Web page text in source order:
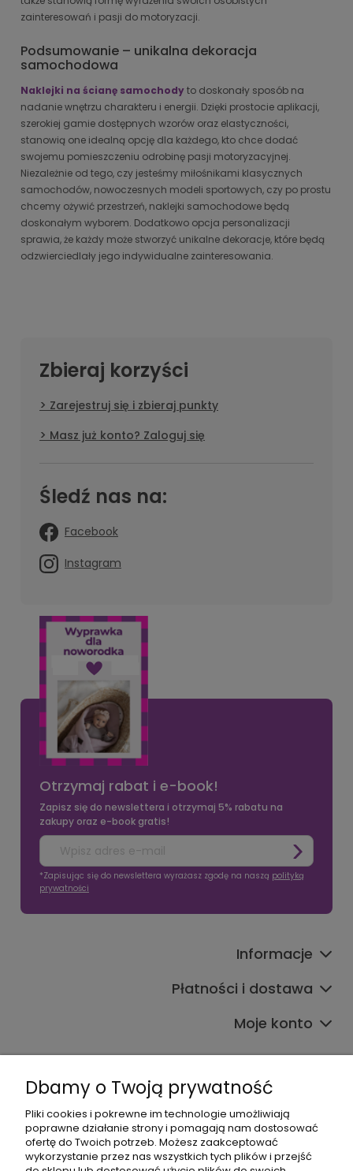
zainteresowań i pasji do motoryzacji.
Podsumowanie – unikalna dekoracja
samochodowa
Naklejki na ścianę samochodyto doskonały sposób na
nadanie wnętrzu charakteru i energii. Dzięki prostocie aplikacji,
szerokiej gamie dostępnych wzorów oraz elastyczności,
stanowią one idealną opcję dla każdego, kto chce dodać
swojemu pomieszczeniu odrobinę pasji motoryzacyjnej.
Niezależnie od tego, czy jesteśmy miłośnikami klasycznych
samochodów, nowoczesnych modeli sportowych, czy po prostu
chcemy ożywić przestrzeń, naklejki samochodowe będą
doskonałym wyborem. Dodatkowo opcja personalizacji
sprawia, że każdy może stworzyć unikalne dekoracje, które będą
odzwierciedlały jego indywidualne zainteresowania.
Zbieraj korzyści
Zarejestruj się i zbieraj punkty
Masz już konto? Zaloguj się
Śledź nas na:
Facebook
Instagram
Otrzymaj rabat i e-book!
Zapisz się do newslettera i otrzymaj 5% rabatu na
zakupy oraz e-book gratis!
*Zapisując się do newslettera wyrażasz zgodę na naszą polityką
prywatności
Informacje
Płatności i dostawa
Moje konto
608017795
bok@babymama.pl
Dbamy o Twoją prywatność
Pliki cookies i pokrewne im technologie umożliwiają
poprawne działanie strony i pomagają nam dostosować
ofertę do Twoich potrzeb. Możesz zaakceptować
wykorzystanie przez nas wszystkich tych plików i przejść